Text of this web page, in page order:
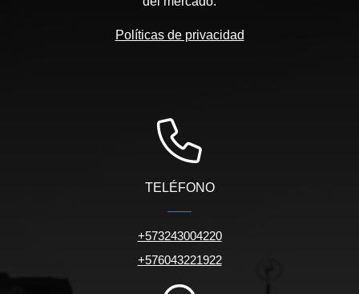
Políticas de privacidad
TELÉFONO
+573243004220
+576043221922